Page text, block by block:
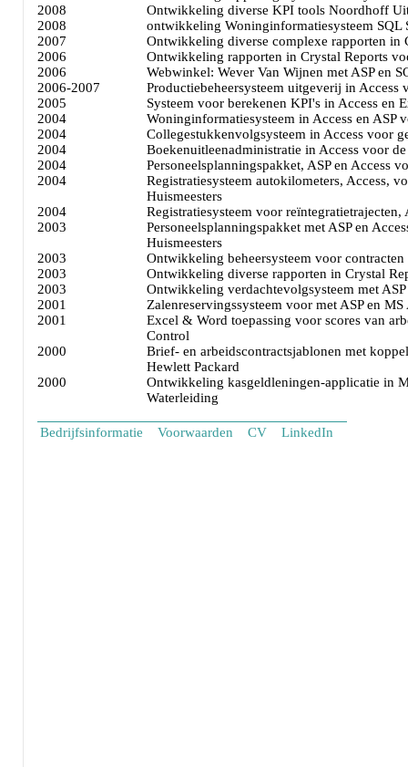
2008
Ontwikkeling diverse KPI tools Noordhoff
2008
ontwikkeling Woninginformatiesysteem SQL
2007
Ontwikkeling diverse complexe rapporten in
2006
Ontwikkeling rapporten in Crystal Reports
2006
Webwinkel: Wever Van Wijnen met ASP en
2006-2007
Productiebeheersysteem uitgeverij in Access
2005
Systeem voor berekenen KPI's in Access en
2004
Woninginformatiesysteem in Access en ASP
2004
Collegestukkenvolgsysteem in Access voor
2004
Boekenuitleenadministratie in Access voor
2004
Personeelsplanningspakket, ASP en Access
2004
Registratiesysteem autokilometers, Access,
Huismeesters
2004
Registratiesysteem voor
2003
Personeelsplanningspakket met ASP en
Huismeesters
2003
Ontwikkeling beheersysteem voor contracten
2003
Ontwikkeling diverse rapporten in Crystal
2003
Ontwikkeling verdachtevolgsysteem met ASP
2001
Zalenreservingssysteem voor met ASP en MS
2001
Excel & Word toepassing voor scores van
Control
2000
Brief- en arbeidscontractsjablonen met
Hewlett Packard
2000
Ontwikkeling kasgeldleningen-applicatie in
Waterleiding
Bedrijfsinformatie Voorwaarden CV LinkedIn